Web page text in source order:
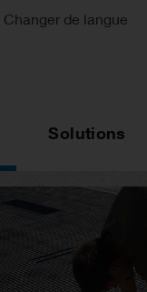
Changer de langue
Solutions